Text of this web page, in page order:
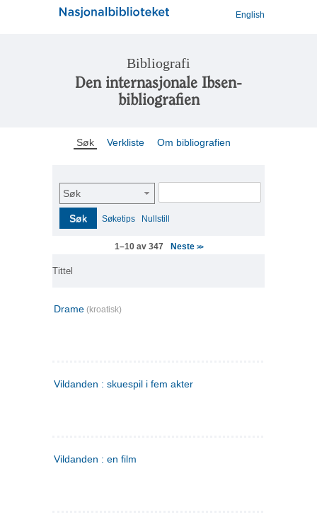
English
Bibliografi
Den internasjonale Ibsen-
bibliografien
Søk Verkliste Om bibliografien
Søk
Søk Søketips Nullstill
1–10 av 347 Neste >>
Tittel
Drame (kroatisk)
Vildanden : skuespil i fem akter
Vildanden : en film